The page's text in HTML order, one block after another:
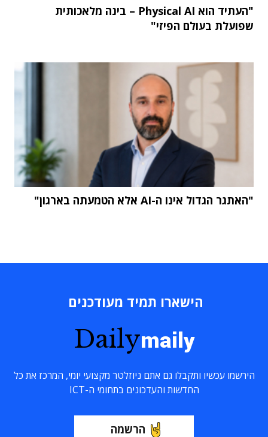
"העתיד הוא Physical AI – בינה מלאכותית
שפועלת בעולם הפיזי"
"האתגר הגדול אינו ה-AI אלא הטמעתה בארגון"
הישארו תמיד מעודכנים
Dailymaily
הירשמו עכשיו ותקבלו גם אתם ניוזלטר מקצועי יומי, המרכז את כל
החדשות והעדכונים בתחומי ה-ICT
הרשמה